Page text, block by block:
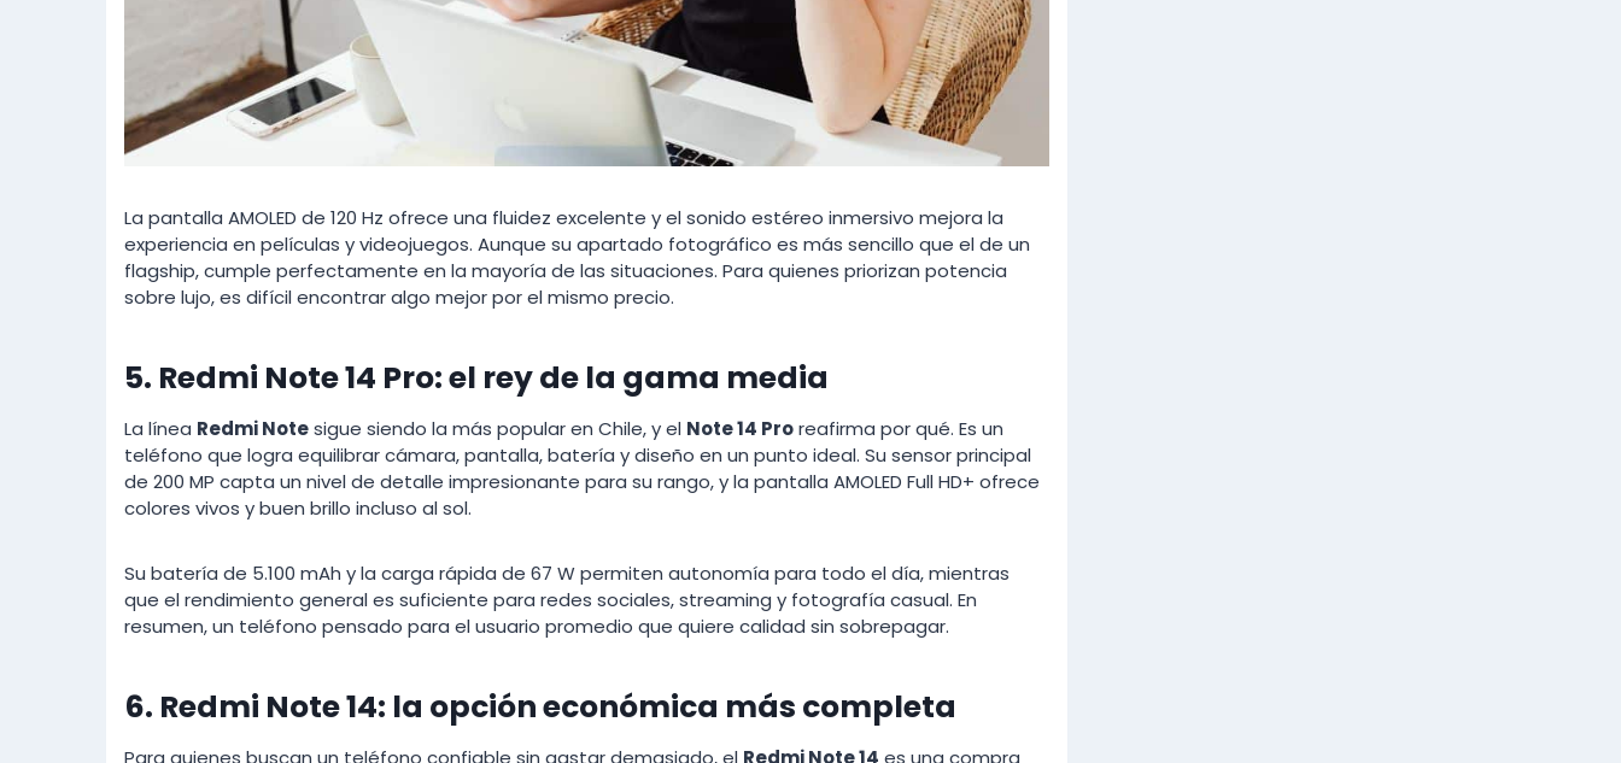
La pantalla AMOLED de 120 Hz ofrece una fluidez excelente y el sonido estéreo inmersivo mejora la
experiencia en películas y videojuegos. Aunque su apartado fotográfico es más sencillo que el de un
flagship, cumple perfectamente en la mayoría de las situaciones. Para quienes priorizan potencia
sobre lujo, es difícil encontrar algo mejor por el mismo precio.
5. Redmi Note 14 Pro: el rey de la gama media
La línea Redmi Notesigue siendo la más popular en Chile, y el Note 14 Proreafirma por qué. Es un
teléfono que logra equilibrar cámara, pantalla, batería y diseño en un punto ideal. Su sensor principal
de 200 MP capta un nivel de detalle impresionante para su rango, y la pantalla AMOLED Full HD+ ofrece
colores vivos y buen brillo incluso al sol.
Su batería de 5.100 mAh y la carga rápida de 67 W permiten autonomía para todo el día, mientras
que el rendimiento general es suficiente para redes sociales, streaming y fotografía casual. En
resumen, un teléfono pensado para el usuario promedio que quiere calidad sin sobrepagar.
6. Redmi Note 14: la opción económica más completa
Para quienes buscan un teléfono confiable sin gastar demasiado, el Redmi Note 14 es una compra